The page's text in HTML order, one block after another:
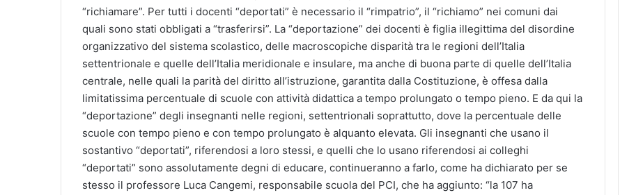
“richiamare”. Per tutti i docenti “deportati” è necessario il “rimpatrio”, il “richiamo” nei comuni dai
quali sono stati obbligati a “trasferirsi”. La “deportazione” dei docenti è figlia illegittima del disordine
organizzativo del sistema scolastico, delle macroscopiche disparità tra le regioni dell’Italia
settentrionale e quelle dell’Italia meridionale e insulare, ma anche di buona parte di quelle dell’Italia
centrale, nelle quali la parità del diritto all’istruzione, garantita dalla Costituzione, è offesa dalla
limitatissima percentuale di scuole con attività didattica a tempo prolungato o tempo pieno. E da qui la
“deportazione” degli insegnanti nelle regioni, settentrionali soprattutto, dove la percentuale delle
scuole con tempo pieno e con tempo prolungato è alquanto elevata. Gli insegnanti che usano il
sostantivo “deportati”, riferendosi a loro stessi, e quelli che lo usano riferendosi ai colleghi
“deportati” sono assolutamente degni di educare, continueranno a farlo, come ha dichiarato per se
stesso il professore Luca Cangemi, responsabile scuola del PCI, che ha aggiunto: “la 107 ha